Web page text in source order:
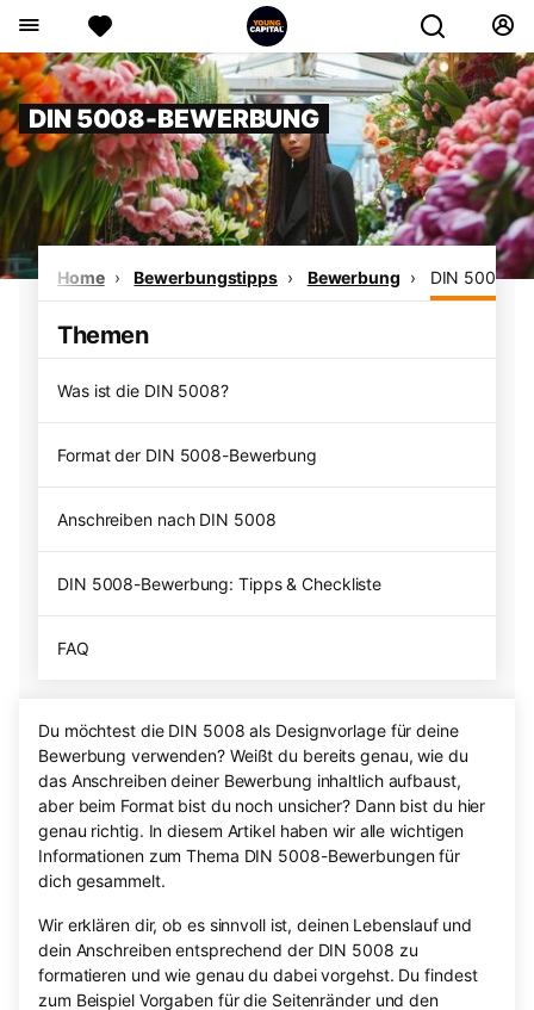
DIN 5008-BEWERBUNG
Home Bewerbungstipps Bewerbung DIN 5008-
Themen
Was ist die DIN 5008?
Format der DIN 5008-Bewerbung
Anschreiben nach DIN 5008
DIN 5008-Bewerbung: Tipps & Checkliste
FAQ
Du möchtest die DIN 5008 als Designvorlage für deine
Bewerbung verwenden? Weißt du bereits genau, wie du
das Anschreiben deiner Bewerbung inhaltlich aufbaust,
aber beim Format bist du noch unsicher? Dann bist du hier
genau richtig. In diesem Artikel haben wir alle wichtigen
Informationen zum Thema DIN 5008-Bewerbungen für
dich gesammelt.
Wir erklären dir, ob es sinnvoll ist, deinen Lebenslauf und
dein Anschreiben entsprechend der DIN 5008 zu
formatieren und wie genau du dabei vorgehst. Du findest
zum Beispiel Vorgaben für die Seitenränder und den